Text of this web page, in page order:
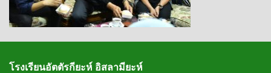
โรงเรียนอัตตัรกียะห์ อิสลามียะห์